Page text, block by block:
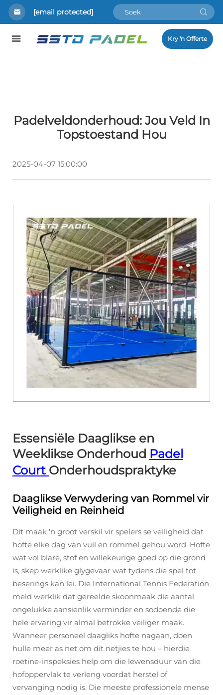
[email protected]
Kry 'n Offerte
Padelveldonderhoud: Jou Veld In
Topstoestand Hou
2025-04-07 15:00:00
Essensiële Daaglikse en
Weeklikse Onderhoud Padel
Court Onderhoudspraktyke
Daaglikse Verwydering van Rommel vir
Veiligheid en Reinheid
Dit maak 'n groot verskil vir spelers se veiligheid dat
hofte elke dag van vuil en rommel gehou word. Hofte
wat vol blare, stof en willekeurige goed op die grond
is, skep werklike glygevaar wat tydens die spel tot
beserings kan lei. Die International Tennis Federation
meld werklik dat gereelde skoonmaak die aantal
ongelukke aansienlik verminder en sodoende die
hele ervaring vir almal betrokke veiliger maak.
Wanneer personeel daagliks hofte nagaan, doen
hulle meer as net om dit netjies te hou – hierdie
roetine-inspeksies help om die lewensduur van die
hofoppervlak te verleng voordat herstel of
vervanging nodig is. Die meeste professionele mense